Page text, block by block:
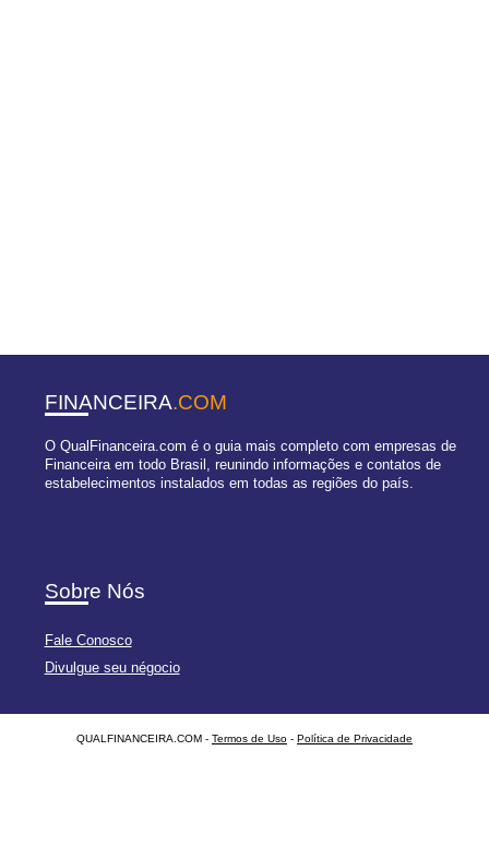
FINANCEIRA.COM
O QualFinanceira.com é o guia mais completo com empresas de
Financeira em todo Brasil, reunindo informações e contatos de
estabelecimentos instalados em todas as regiões do país.
Sobre Nós
Fale Conosco
Divulgue seu négocio
QUALFINANCEIRA.COM - Termos de Uso - Política de Privacidade